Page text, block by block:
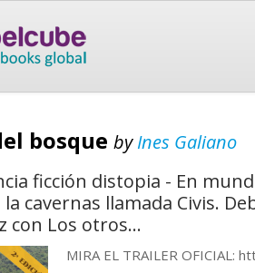
bosque byInes Galiano
ficción distopia - En
cavernas llamada Civis.
con Los otros...
MIRA EL TRAILER OFICIAL: